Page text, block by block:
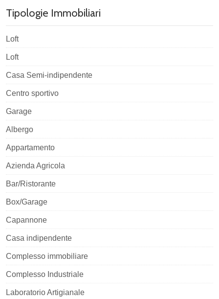
Tipologie Immobiliari
Loft
Loft
Casa Semi-indipendente
Centro sportivo
Garage
Albergo
Appartamento
Azienda Agricola
Bar/Ristorante
Box/Garage
Capannone
Casa indipendente
Complesso immobiliare
Complesso Industriale
Laboratorio Artigianale